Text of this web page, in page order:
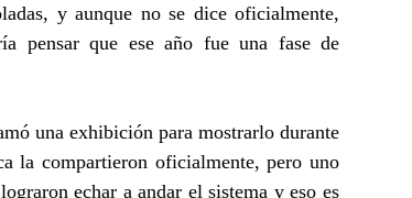
y aunque no se dice oficialmente,
pensar que ese año fue una fase de
una exhibición para mostrarlo durante
la compartieron oficialmente, pero uno
echar a andar el sistema y eso es